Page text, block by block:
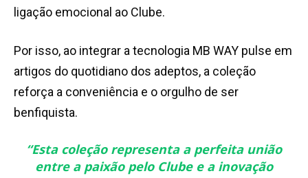
ligação emocional ao Clube.
Por isso, ao integrar a tecnologia MB WAY pulse em
artigos do quotidiano dos adeptos, a coleção
reforça a conveniência e o orgulho de ser
benfiquista.
“Esta coleção representa a perfeita união
entre a paixão pelo Clube e a inovação